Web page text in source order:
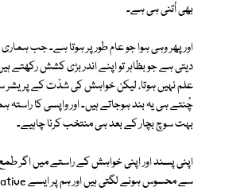
بھی اُتنی ہی ہے۔
اور پھر وہی ہوا جو عام طور پر ہوتا ہے۔ جب
دیتی ہے جو بظاہر تو اپنے اندر بڑی کشش رکھتے
چُنتے ہی یہ بند ہوجاتے ہیں۔ اور واپسی کا
بہت سوچ بچار کے بعد ہی منتخب کرنا چاہیے۔
اپنی پسند اور اپنی خواہش کے راستے میں اگر طمع